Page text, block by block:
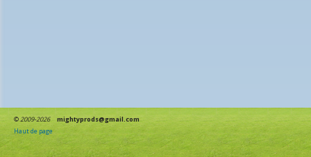
©2009-2026
mightyprods@gmail.com
Haut de page